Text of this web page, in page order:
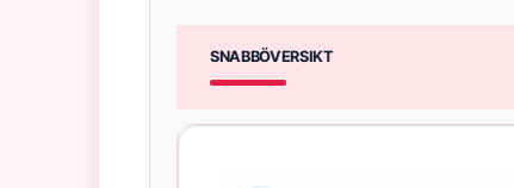
SNABBÖVERSIKT